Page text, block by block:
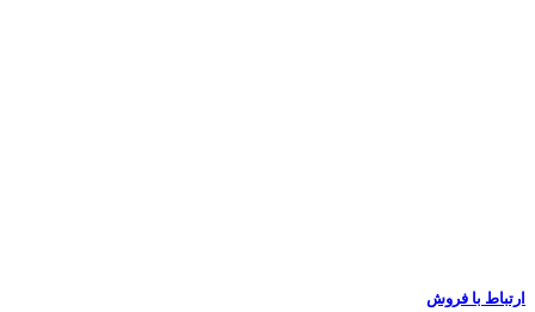
ارتباط با فروش